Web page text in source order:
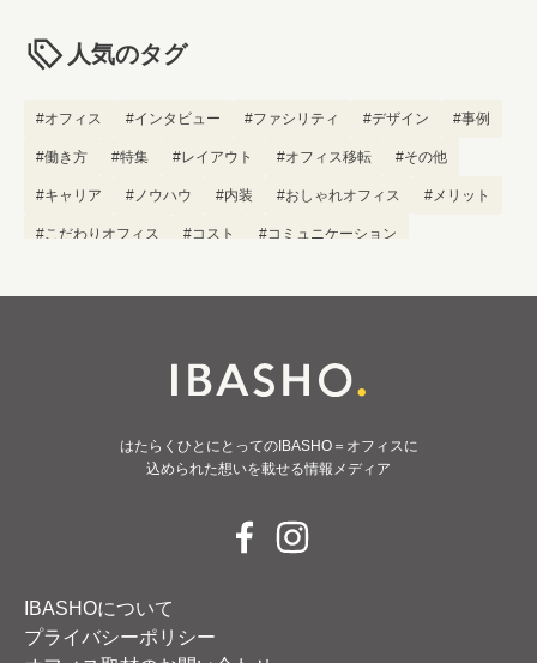
人気のタグ
#オフィス #インタビュー #ファシリティ #デザイン #事例
#働き方 #特集 #レイアウト #オフィス移転 #その他
#キャリア #ノウハウ #内装 #おしゃれオフィス #メリット
#こだわりオフィス #コスト #コミュニケーション
はたらくひとにとってのIBASHO＝オフィスに
込められた想いを載せる情報メディア
IBASHOについて
プライバシーポリシー